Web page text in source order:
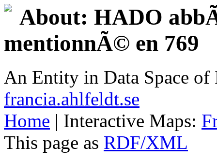
About: HADO
mentionnÃ© en 769
An Entity in Data Space
francia.ahlfeldt.se
Home | Interactive Maps:
This page as RDF/XML